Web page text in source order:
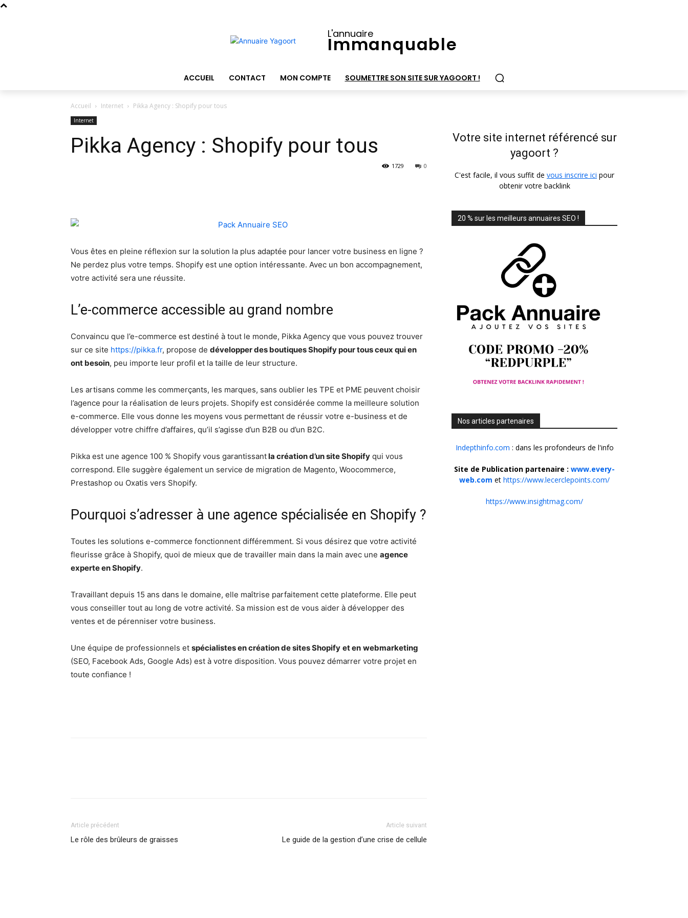
L'annuaire
Immanquable
ACCUEIL CONTACT MON COMPTE SOUMETTRE SON SITE SUR YAGOORT !
Accueil Internet Pikka Agency : Shopify pour tous
Internet
Pikka Agency : Shopify pour tous
0
1729
Vous êtes en pleine réflexion sur la solution la plus adaptée pour lancer votre business en ligne ?
Ne perdez plus votre temps. Shopify est une option intéressante. Avec un bon accompagnement,
votre activité sera une réussite.
L’e-commerce accessible au grand nombre
Convaincu que l’e-commerce est destiné à tout le monde, Pikka Agency que vous pouvez trouver
sur ce site https://pikka.fr, propose de développer des boutiques Shopify pour tous ceux qui en
ont besoin, peu importe leur profil et la taille de leur structure.
Les artisans comme les commerçants, les marques, sans oublier les TPE et PME peuvent choisir
l’agence pour la réalisation de leurs projets. Shopify est considérée comme la meilleure solution
e-commerce. Elle vous donne les moyens vous permettant de réussir votre e-business et de
développer votre chiffre d’affaires, qu’il s’agisse d’un B2B ou d’un B2C.
Pikka est une agence 100 % Shopify vous garantissantla création d’un site Shopify qui vous
correspond. Elle suggère également un service de migration de Magento, Woocommerce,
Prestashop ou Oxatis vers Shopify.
Pourquoi s’adresser à une agence spécialisée en Shopify ?
Toutes les solutions e-commerce fonctionnent différemment. Si vous désirez que votre activité
fleurisse grâce à Shopify, quoi de mieux que de travailler main dans la main avec une agence
experte en Shopify.
Travaillant depuis 15 ans dans le domaine, elle maîtrise parfaitement cette plateforme. Elle peut
vous conseiller tout au long de votre activité. Sa mission est de vous aider à développer des
ventes et de pérenniser votre business.
Une équipe de professionnels et spécialistes en création de sites Shopify et en webmarketing
(SEO, Facebook Ads, Google Ads) est à votre disposition. Vous pouvez démarrer votre projet en
toute confiance !
Article précédent
Le rôle des brûleurs de graisses
Article suivant
Le guide de la gestion d’une crise de cellule
Votre site internet référencé sur
yagoort ?
C'est facile, il vous suffit de vous inscrire ici pour
obtenir votre backlink
20 % sur les meilleurs annuaires SEO !
Nos articles partenaires
Indepthinfo.com : dans les profondeurs de l'info
Site de Publication partenaire : www.every-
web.com et https://www.lecerclepoints.com/
https://www.insightmag.com/